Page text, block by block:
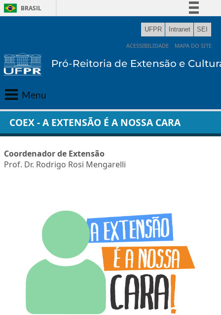
BRASIL
Simplifique!
Comunica BR
Acesso à informação
UFPR Intranet SEI
ACESSIBILIDADE | MAPA DO SITE
Menu
Principal
Extensão
AGENDA
COEX - A EXTENSÃO É A NOSSA CARA
Coordenador de Extensão
Prof. Dr. Rodrigo Rosi Mengarelli